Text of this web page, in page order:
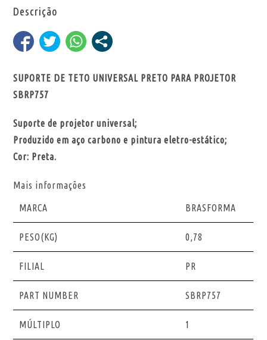
Descrição
SUPORTE DE TETO UNIVERSAL PRETO PARA PROJETOR
SBRP757
Suporte de projetor universal;
Produzido em aço carbono e pintura eletro-estático;
Cor: Preta.
Mais informações
MARCA BRASFORMA
PESO(KG) 0,78
FILIAL PR
PART NUMBER SBRP757
MÚLTIPLO 1